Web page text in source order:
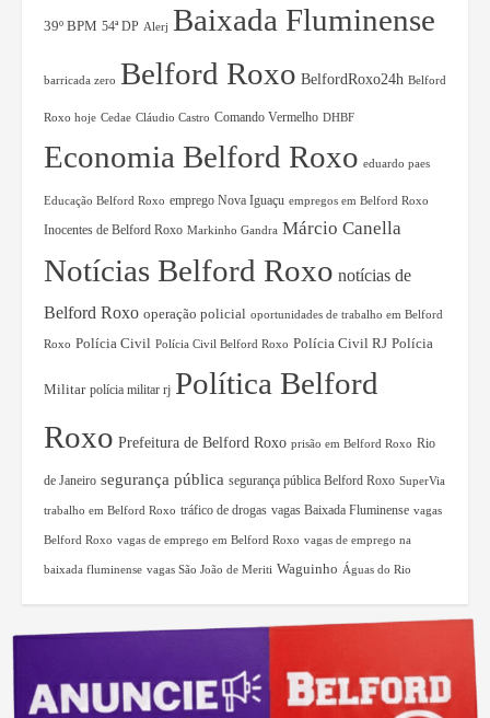
39º BPM 54ª DP Alerj Baixada Fluminense
barricada zero Belford Roxo BelfordRoxo24h Belford
Roxo hoje Cedae Cláudio Castro Comando Vermelho DHBF
Economia Belford Roxo eduardo paes
Educação Belford Roxo emprego Nova Iguaçu empregos em Belford Roxo
Inocentes de Belford Roxo Markinho Gandra Márcio Canella
Notícias Belford Roxo notícias de
Belford Roxo operação policial oportunidades de trabalho em Belford
Roxo Polícia Civil Polícia Civil Belford Roxo Polícia Civil RJ Polícia
Militar polícia militar rj Política Belford
Roxo Prefeitura de Belford Roxo prisão em Belford Roxo Rio
de Janeiro segurança pública segurança pública Belford Roxo SuperVia
trabalho em Belford Roxo tráfico de drogas vagas Baixada Fluminense vagas
Belford Roxo vagas de emprego em Belford Roxo vagas de emprego na
baixada fluminense vagas São João de Meriti Waguinho Águas do Rio